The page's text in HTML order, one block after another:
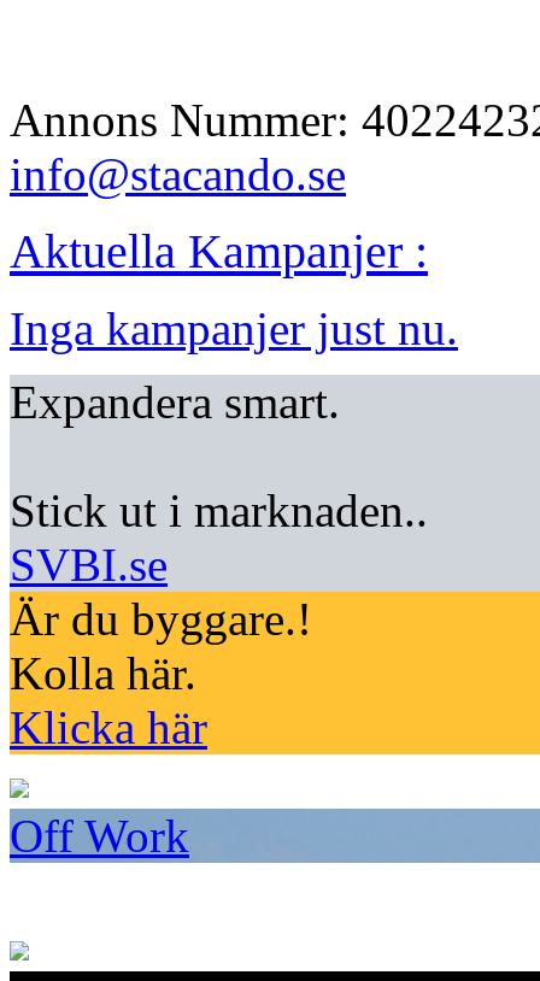
Annons Nummer:
info@stacando.se
Aktuella Kampanjer :
Inga kampanjer just nu.
Expandera smart.
Stick ut i marknaden..
SVBI.se
Är du byggare.!
Kolla här.
Klicka här
Off Work